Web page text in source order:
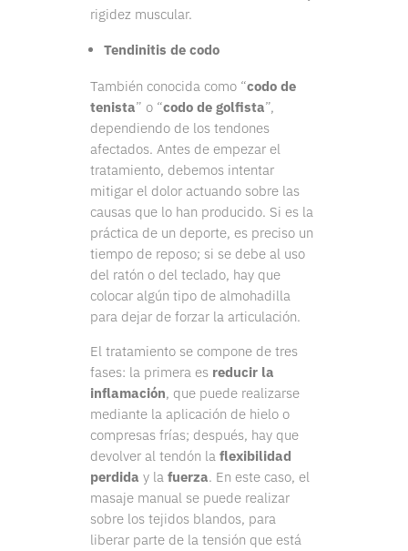
rigidez muscular.
Tendinitis de codo
También conocida como “codo de
tenista” o “codo de golfista”,
dependiendo de los tendones
afectados. Antes de empezar el
tratamiento, debemos intentar
mitigar el dolor actuando sobre las
causas que lo han producido. Si es la
práctica de un deporte, es preciso un
tiempo de reposo; si se debe al uso
del ratón o del teclado, hay que
colocar algún tipo de almohadilla
para dejar de forzar la articulación.
El tratamiento se compone de tres
fases: la primera es reducir la
inflamación, que puede realizarse
mediante la aplicación de hielo o
compresas frías; después, hay que
devolver al tendón la flexibilidad
perdida y la fuerza. En este caso, el
masaje manual se puede realizar
sobre los tejidos blandos, para
liberar parte de la tensión que está